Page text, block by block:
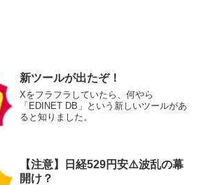
新ツールが出たぞ！
Xをフラフラしていたら、何やら
「EDINET DB」という新しいツールがあ
ると知りました。
【注意】日経529円安⚠️波乱の幕
開け？